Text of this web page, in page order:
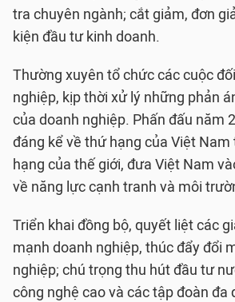
tra chuyên ngành; cắt giảm, đơn
kiện đầu tư kinh doanh.
Thường xuyên tổ chức các cuộc
nghiệp, kịp thời xử lý những phản
của doanh nghiệp. Phấn đấu năm
đáng kể về thứ hạng của Việt
hạng của thế giới, đưa Việt Nam
về năng lực cạnh tranh và môi
Triển khai đồng bộ, quyết liệt các
mạnh doanh nghiệp, thúc đẩy đổi
nghiệp; chú trọng thu hút đầu tư
công nghệ cao và các tập đoàn đa